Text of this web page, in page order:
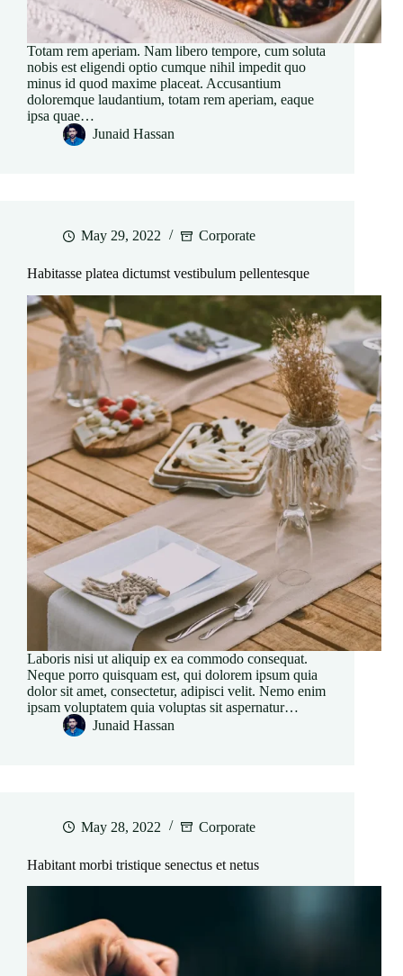
Totam rem aperiam. Nam libero tempore, cum soluta
nobis est eligendi optio cumque nihil impedit quo
minus id quod maxime placeat. Accusantium
doloremque laudantium, totam rem aperiam, eaque
ipsa quae…
Junaid Hassan
May 29, 2022 Corporate
Habitasse platea dictumst vestibulum pellentesque
Laboris nisi ut aliquip ex ea commodo consequat.
Neque porro quisquam est, qui dolorem ipsum quia
dolor sit amet, consectetur, adipisci velit. Nemo enim
ipsam voluptatem quia voluptas sit aspernatur…
Junaid Hassan
May 28, 2022 Corporate
Habitant morbi tristique senectus et netus